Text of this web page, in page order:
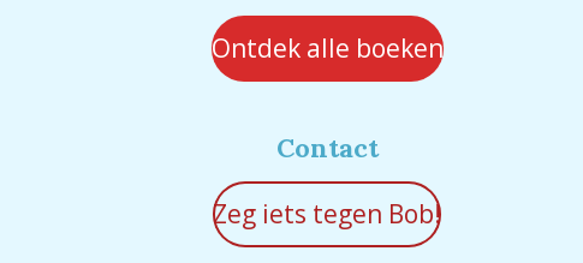
Ontdek alle boeken
Contact
Zeg iets tegen Bob!